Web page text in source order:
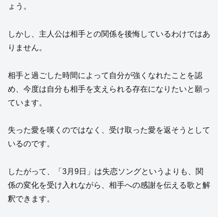
ょう。
しかし、主人公は相手との関係を後悔しているわけではあ
りません。
相手と過ごした時間によって自分が強くなれたことを認
め、今度は自分も相手を支えられる存在になりたいと願っ
ています。
失った愛を嘆くのではなく、受け取った愛を返そうとして
いるのです。
したがって、「3月9日」は失恋ソングというよりも、関
係の変化を受け入れながら、相手への感謝を伝える歌と解
釈できます。